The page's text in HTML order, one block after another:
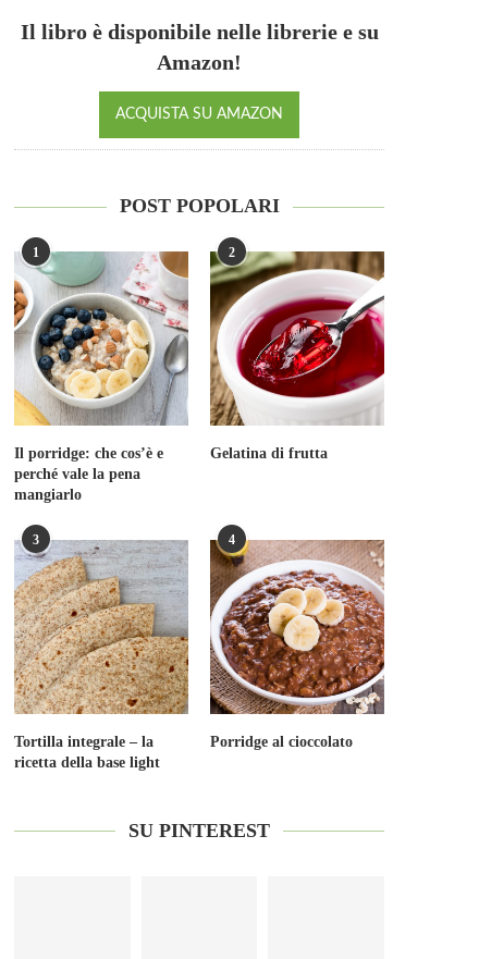
Il libro è disponibile nelle librerie e su
Amazon!
ACQUISTA SU AMAZON
POST POPOLARI
1
Il porridge: che cos’è e
perché vale la pena
mangiarlo
2
Gelatina di frutta
3
Tortilla integrale – la
ricetta della base light
4
Porridge al cioccolato
SU PINTEREST